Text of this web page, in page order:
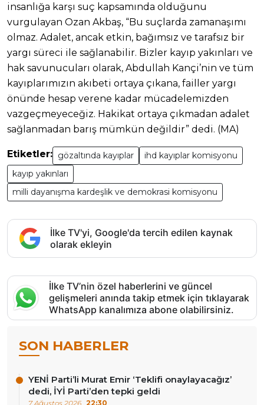
insanlığa karşı suç kapsamında olduğunu
vurgulayan Ozan Akbaş, “Bu suçlarda zamanaşımı
olmaz. Adalet, ancak etkin, bağımsız ve tarafsız bir
yargı süreci ile sağlanabilir. Bizler kayıp yakınları ve
hak savunucuları olarak, Abdullah Kançi’nin ve tüm
kayıplarımızın akıbeti ortaya çıkana, failler yargı
önünde hesap verene kadar mücadelemizden
vazgeçmeyeceğiz. Hakikat ortaya çıkmadan adalet
sağlanmadan barış mümkün değildir” dedi. (MA)
Etiketler: gözaltında kayıplar
ihd kayıplar komisyonu
kayıp yakınları
milli dayanışma kardeşlik ve demokrasi komisyonu
İlke TV'yi, Google'da tercih edilen kaynak
olarak ekleyin
İlke TV’nin özel haberlerini ve güncel
gelişmeleri anında takip etmek için tıklayarak
WhatsApp kanalımıza abone olabilirsiniz.
SON HABERLER
YENİ Parti’li Murat Emir ‘Teklifi onaylayacağız’
dedi, İYİ Parti’den tepki geldi
7 Ağustos 2026 22:30